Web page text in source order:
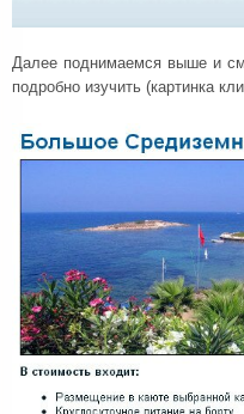
Далее поднимаемся выше и
подробно изучить (картинка